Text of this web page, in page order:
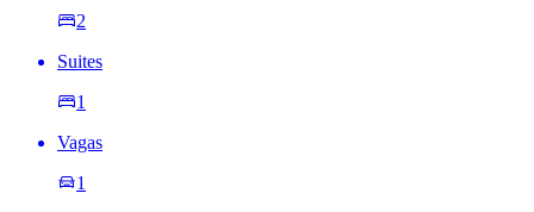
2
Suites
1
Vagas
1